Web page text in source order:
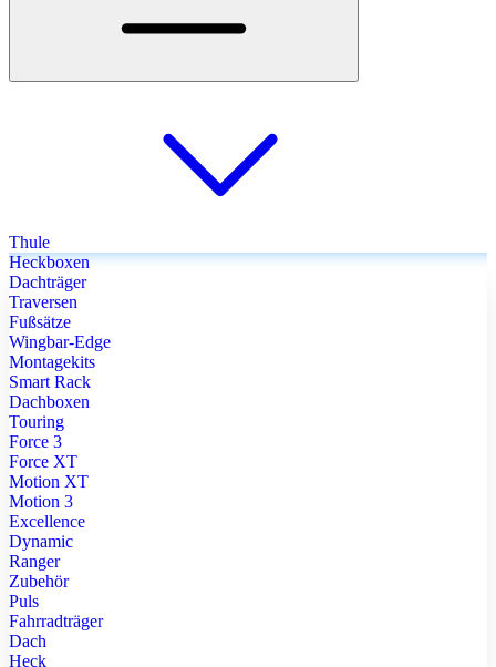
Thule
Heckboxen
Dachträger
Traversen
Fußsätze
Wingbar-Edge
Montagekits
Smart Rack
Dachboxen
Touring
Force 3
Force XT
Motion XT
Motion 3
Excellence
Dynamic
Ranger
Zubehör
Puls
Fahrradträger
Dach
Heck